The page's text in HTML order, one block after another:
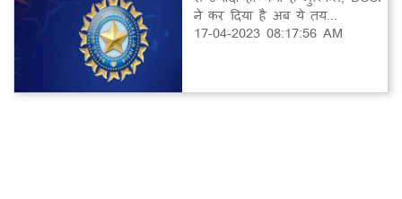
ने कर दिया है अब ये तय...
17-04-2023 08:17:56 AM